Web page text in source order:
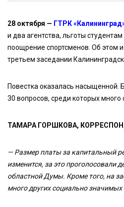
28 октября — ГТРК
и два агентства, льготы
поощрение спортсменов. Об этом
третьем заседании
Повестка оказалась насыщенной.
30 вопросов, среди которых много
ТАМАРА ГОРШКОВА,
— Размер платы за капитальный
изменится, за это проголосовали
областной Думы. Кроме того, на
много других социально значимых